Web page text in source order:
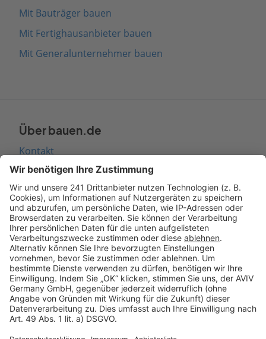
Mit Bauträger bauen
Mit Fertighausanbieter bauen
Mit Generalunternehmer bauen
Über bauen.de
Kontakt
Seitenaufbau
Barrierefreiheit
Cookie Einstellungen
Rechtliches
AGB-Übersicht
Datenschutz
Impressum